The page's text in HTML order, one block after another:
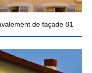
de façade 81